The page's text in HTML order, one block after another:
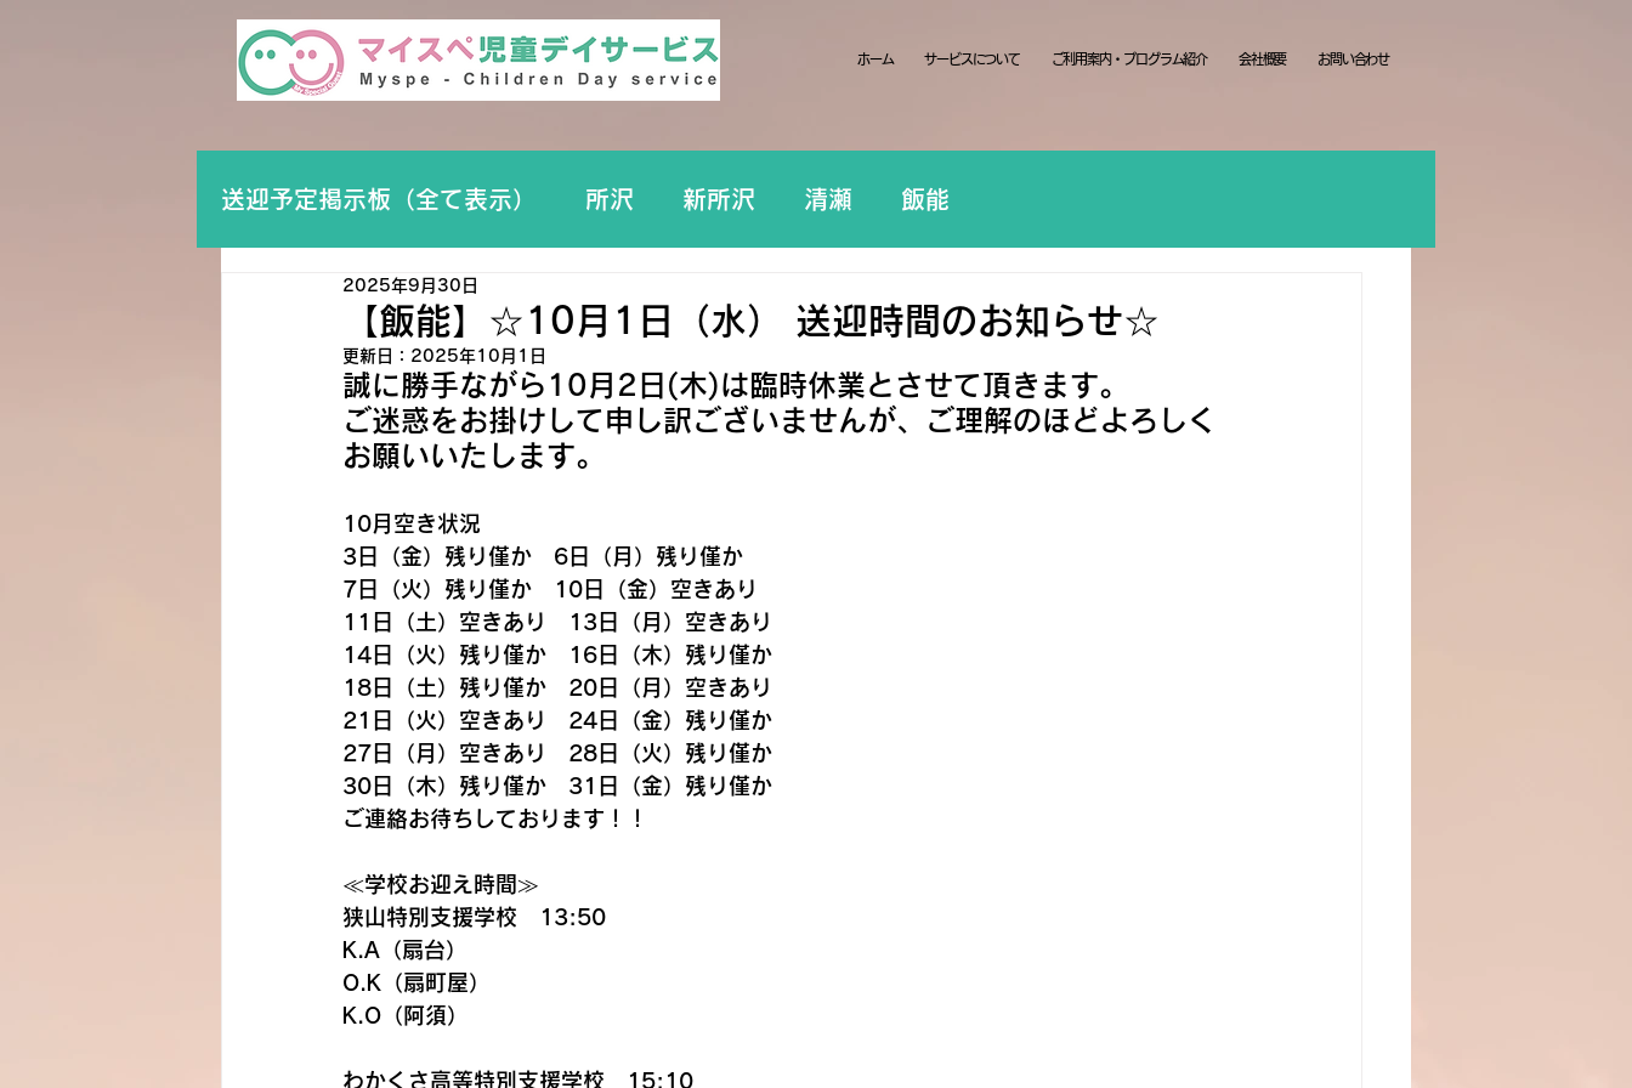
ホーム サービスについて ご利用案内・プログラム紹介 会社概要 お問い合わせ
送迎予定掲示板（全て表示） 所沢 新所沢 清瀬 飯能
【飯能】☆10月1日（水） 送迎時間のお知らせ☆
2025年9月30日
更新日： 2025年10月1日
誠に勝手ながら10月2日(木)は臨時休業とさせて頂きます。
ご迷惑をお掛けして申し訳ございませんが、ご理解のほどよろしく
お願いいたします。
10月空き状況
3日（金）残り僅か　6日（月）残り僅か
7日（火）残り僅か　10日（金）空きあり
11日（土）空きあり　13日（月）空きあり
14日（火）残り僅か　16日（木）残り僅か
18日（土）残り僅か　20日（月）空きあり
21日（火）空きあり　24日（金）残り僅か
27日（月）空きあり　28日（火）残り僅か
30日（木）残り僅か　31日（金）残り僅か
ご連絡お待ちしております！！
≪学校お迎え時間≫
狭山特別支援学校　13:50
K.A（扇台）
O.K（扇町屋）
K.O（阿須）
わかくさ高等特別支援学校　15:10